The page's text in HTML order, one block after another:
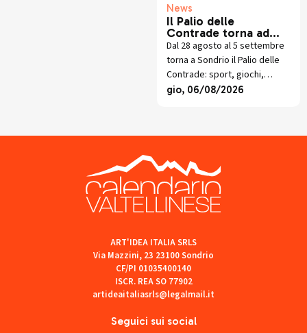
News
Il Palio delle
Contrade torna ad
animare Sondrio
Dal 28 agosto al 5 settembre
torna a Sondrio il Palio delle
Contrade: sport, giochi,
socialità e sfide in Piazza
gio, 06/08/2026
Seguici sui social
ART'IDEA ITALIA SRLS
Via Mazzini, 23 23100 Sondrio
CF/PI 01035400140
ISCR. REA SO 77902
artideaitaliasrls@legalmail.it